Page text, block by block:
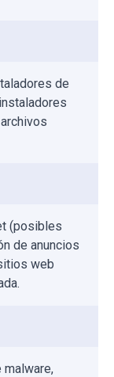
de
(posibles
de anuncios
web